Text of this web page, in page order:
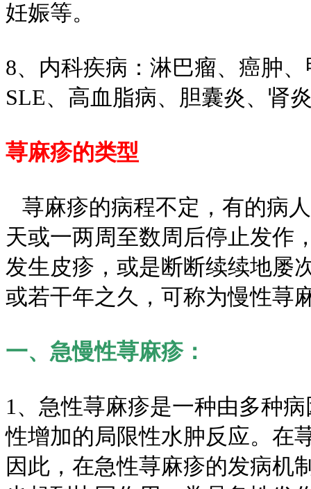
妊娠等。
8、内科疾病：淋巴瘤、癌肿
SLE、高血脂病、胆囊炎、肾
荨麻疹的类型
荨麻疹的病程不定，有的病
天或一两周至数周后停止发作
发生皮疹，或是断断续续地屡
或若干年之久，可称为慢性荨
一、急慢性荨麻疹：
1、急性荨麻疹是一种由多种
性增加的局限性水肿反应。在
因此，在急性荨麻疹的发病机